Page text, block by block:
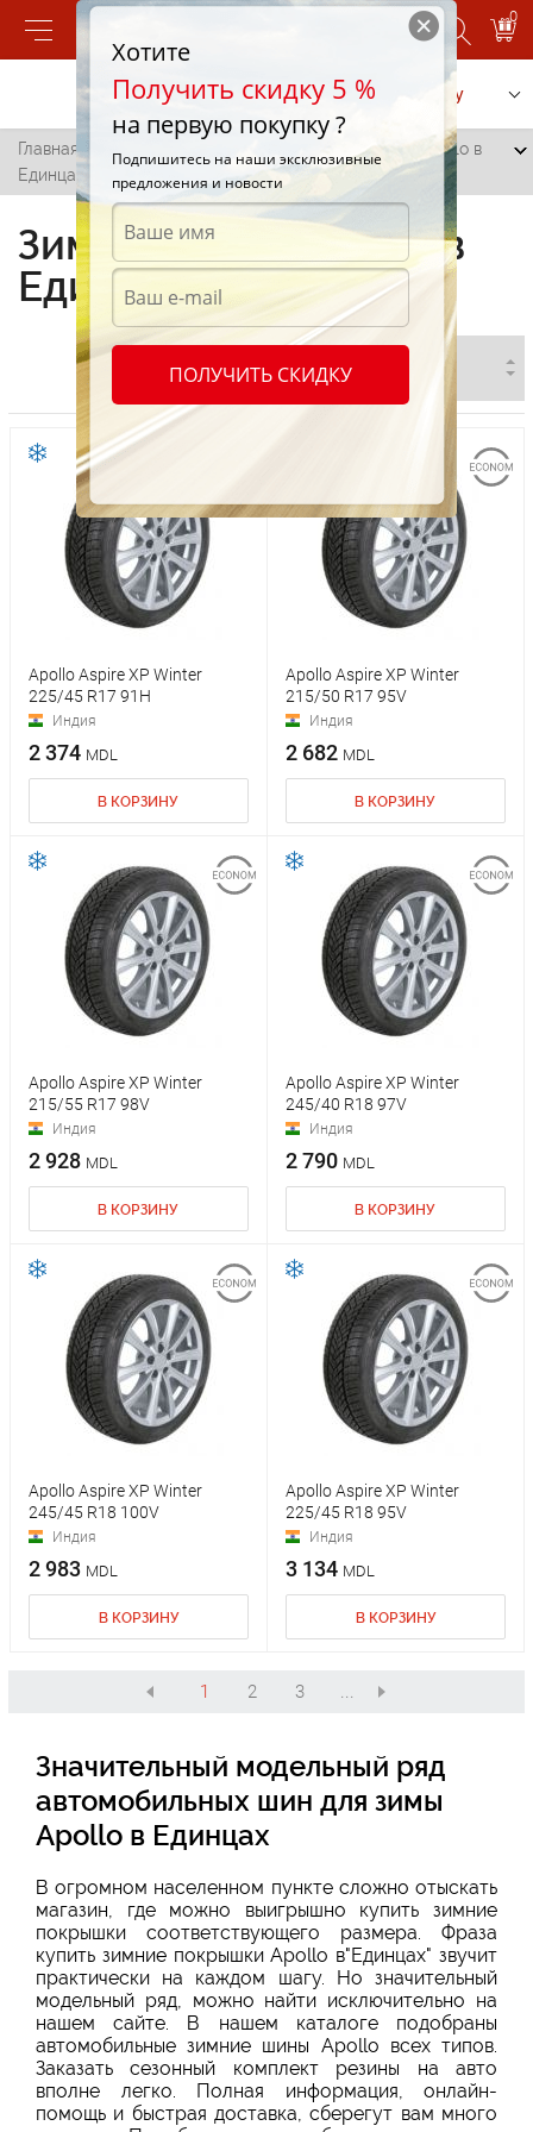
0
Позвонить Заказать услугу
Главная /
Зимние шины Apollo в
Единцах
Зимние шины Apollo в
Единцах
Apollo Aspire XP Winter
225/45 R17 91H
Индия
2 374 MDL
В КОРЗИНУ
Apollo Aspire XP Winter
215/50 R17 95V
Индия
2 682 MDL
В КОРЗИНУ
Apollo Aspire XP Winter
215/55 R17 98V
Индия
2 928 MDL
В КОРЗИНУ
Apollo Aspire XP Winter
245/40 R18 97V
Индия
2 790 MDL
В КОРЗИНУ
Apollo Aspire XP Winter
245/45 R18 100V
Индия
2 983 MDL
В КОРЗИНУ
Apollo Aspire XP Winter
225/45 R18 95V
Индия
3 134 MDL
В КОРЗИНУ
1 2 3 ...
Значительный модельный ряд
автомобильных шин для зимы
Apollo в Единцах
В огромном населенном пункте сложно отыскать
магазин, где можно выигрышно купить зимние
покрышки соответствующего размера. Фраза
купить зимние покрышки Apollo в"Единцах" звучит
практически на каждом шагу. Но значительный
модельный ряд, можно найти исключительно на
нашем сайте. В нашем каталоге подобраны
автомобильные зимние шины Apollo всех типов.
Заказать сезонный комплект резины на авто
вполне легко. Полная информация, онлайн-
помощь и быстрая доставка, сберегут вам много
Хотите
Получить скидку 5 %
на первую покупку ?
Подпишитесь на наши эксклюзивные
предложения и новости
ПОЛУЧИТЬ СКИДКУ